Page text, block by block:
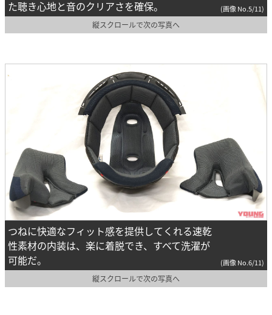
た聴き心地と音のクリアさを確保。 (画像 No.5/11)
縦スクロールで次の写真へ
つねに快適なフィット感を提供してくれる速乾
性素材の内装は、楽に着脱でき、すべて洗濯が
可能だ。
(画像 No.6/11)
縦スクロールで次の写真へ